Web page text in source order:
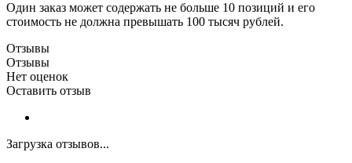
Один заказ может содержать не больше 10 позиций и его
стоимость не должна превышать 100 тысяч рублей.
Отзывы
Отзывы
Нет оценок
Оставить отзыв
Загрузка отзывов...